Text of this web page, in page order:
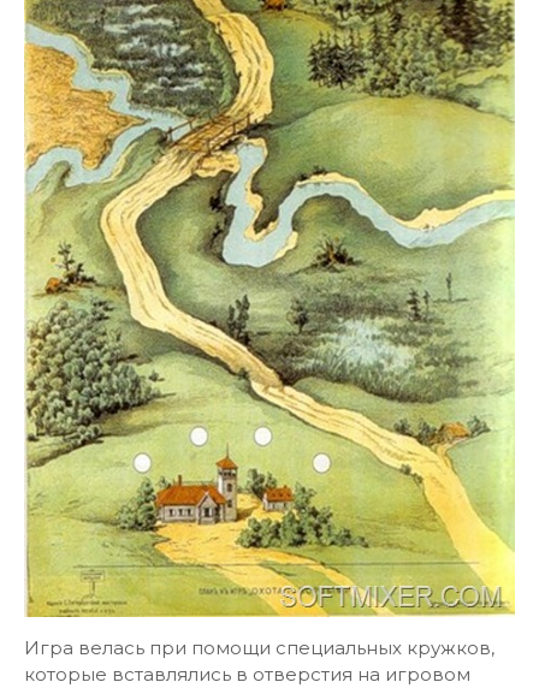
Игра велась при помощи специальных кружков,
которые вставлялись в отверстия на игровом